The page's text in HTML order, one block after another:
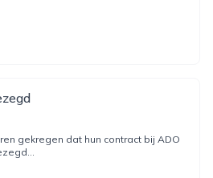
gekregen dat hun contract bij ADO